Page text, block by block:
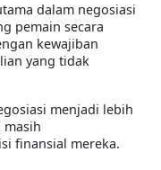
dalam negosiasi
pemain secara
kewajiban
yang tidak
menjadi lebih
masih
finansial mereka.